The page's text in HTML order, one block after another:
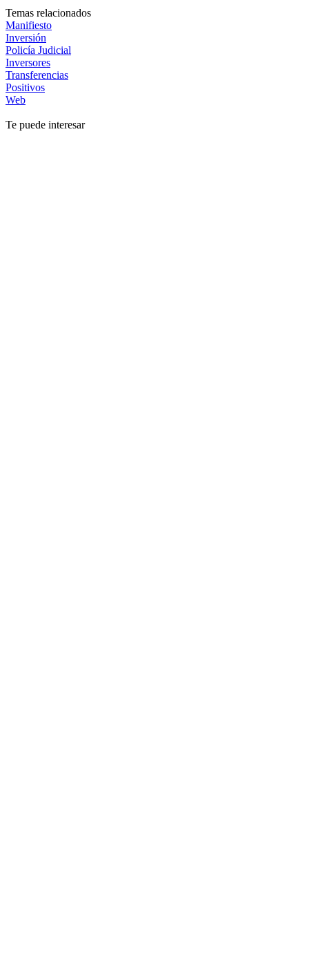
Temas relacionados
Manifiesto
Inversión
Policía Judicial
Inversores
Transferencias
Positivos
Web
Te puede interesar